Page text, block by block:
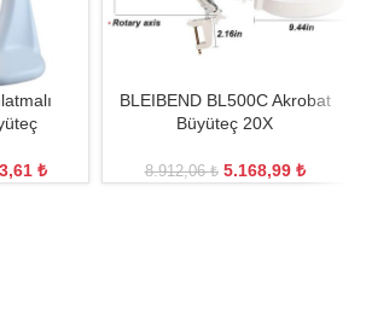
₺
BLEIBEND BL500C Akrobat
Büyüteç 20X
8.912,06₺ 5.168,99 ₺